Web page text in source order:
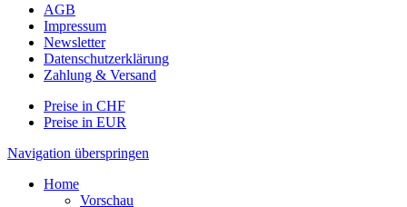
AGB
Impressum
Newsletter
Datenschutzerklärung
Zahlung & Versand
Preise in CHF
Preise in EUR
Navigation überspringen
Home
Vorschau